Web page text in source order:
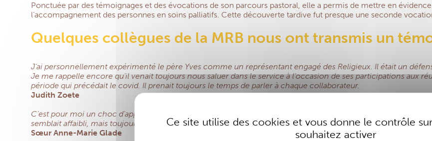
Ce site utilise des cookies et vous donne le contrôle
souhaitez activer
Ponctuée par des témoignages et des évocations de son parcours pastoral, elle a permis de mettre en
l’accompagnement des personnes en soins palliatifs. Cette découverte tardive fut presque une seconde
Quelques collègues de la MRB nous ont transmis un
J’ai personnellement expérimenté le père Yves comme un représentant engagé des Religieux. Il était un
Je me rappelle encore qu’il venait toujours nous saluer dans le service à l’occasion de ses participations aux
période qui précédait le covid. Il prenait toujours le temps de parler à chaque collaborateur.
Judith Zoete
C’est pour moi un choc d’apprendre le décès du Père Yves. Il était déjà président de la M.R.B. quand je suis
semblait affaibli, mais toujours aussi actif. Le travail qu’il a accompli au sein de la M.R.B. est exemplaire.
Sœur Anne-Marie Glade